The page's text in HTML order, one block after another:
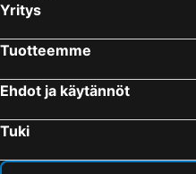
Yritys
Tuotteemme
Ehdot ja käytännöt
Tuki